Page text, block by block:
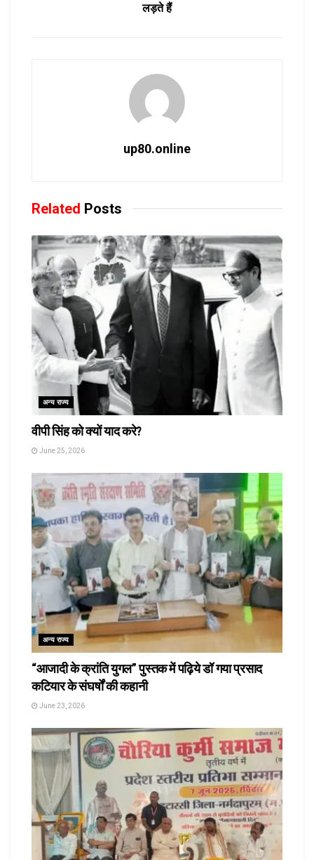
लड़ते हैं
up80.online
Related Posts
अन्य राज्य
वीपी सिंह को क्यों याद करे?
June 25, 2026
अन्य राज्य
“आजादी के क्रांति युगल” पुस्तक में पढ़िये डॉ गया प्रसाद
कटियार के संघर्षों की कहानी
June 23, 2026